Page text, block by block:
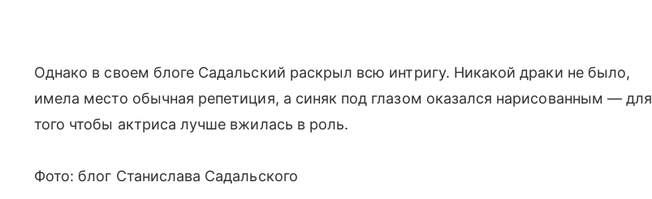
Однако в своем блоге Садальский раскрыл всю интригу. Никакой драки не было,
имела место обычная репетиция, а синяк под глазом оказался нарисованным — для
того чтобы актриса лучше вжилась в роль.
Фото: блог Станислава Садальского